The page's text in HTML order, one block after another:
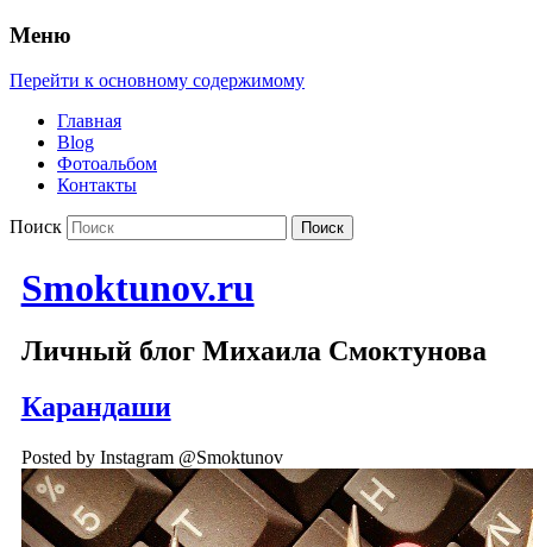
Меню
Перейти к основному содержимому
Главная
Blog
Фотоальбом
Контакты
Поиск
Smoktunov.ru
Личный блог Михаила Смоктунова
Карандаши
Posted by Instagram @Smoktunov